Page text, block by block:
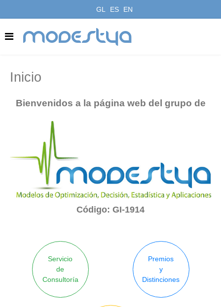
GL ES EN
modestya
Inicio
Bienvenidos a la página web del grupo de
Código: GI-1914
Servicio
de
Consultoría
Premios
y
Distinciones